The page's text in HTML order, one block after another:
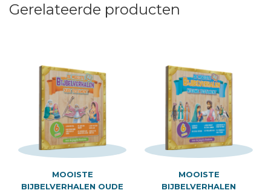
Gerelateerde producten
MOOISTE
BIJBELVERHALEN OUDE
MOOISTE
BIJBELVERHALEN